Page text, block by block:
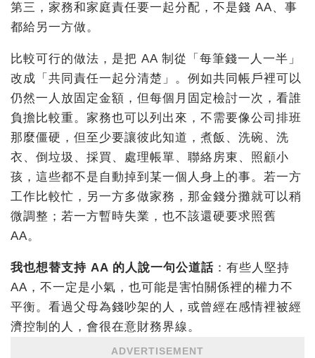
第三，家務和家庭責任要一起分配，不是錢 AA、事
都給另一方做。
比較可行的做法，是把 AA 制從「每筆錢一人一半」
改成「共同責任一起分清楚」。例如共同帳戶裡可以
仍然一人放固定金額，但每個月固定檢討一次，看誰
負擔比較重。家務也可以列出來，不需要像公司排班
那麼僵硬，但至少要讓彼此知道，煮飯、洗碗、洗
衣、倒垃圾、採買、處理帳單、聯絡房東、照顧小
孩，這些都不是自動掉到某一個人身上的事。若一方
工作比較忙，另一方多做家務，那金錢分攤就可以稍
微調整；若一方暫時失業，也不該還硬要求照舊
AA。
我也想替支持 AA 的人說一句公道話 ：有些人堅持
AA，不一定是小氣，也可能是害怕關係裡的權力不
平衡。看過父母為錢吵架的人，或曾經在感情裡被經
濟控制的人，會很在意財務界線。
ADVERTISEMENT